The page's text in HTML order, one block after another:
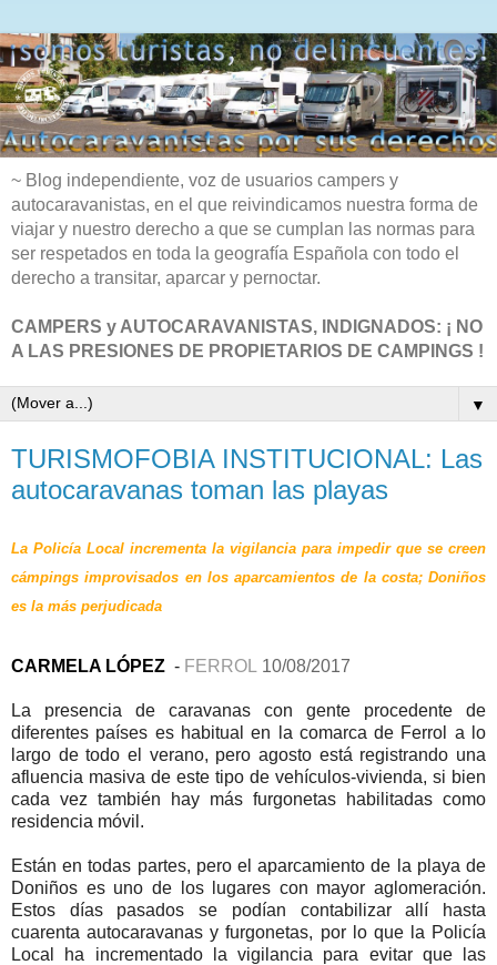
~ Blog independiente, voz de usuarios campers y
autocaravanistas, en el que reivindicamos nuestra forma de
viajar y nuestro derecho a que se cumplan las normas para
ser respetados en toda la geografía Española con todo el
derecho a transitar, aparcar y pernoctar.
CAMPERS y AUTOCARAVANISTAS, INDIGNADOS: ¡ NO
A LAS PRESIONES DE PROPIETARIOS DE CAMPINGS !
▼
TURISMOFOBIA INSTITUCIONAL: Las
autocaravanas toman las playas
La Policía Local incrementa la vigilancia para impedir que se creen
cámpings improvisados en los aparcamientos de la costa; Doniños
es la más perjudicada
CARMELA LÓPEZ - FERROL 10/08/2017
La presencia de caravanas con gente procedente de
diferentes países es habitual en la comarca de Ferrol a lo
largo de todo el verano, pero agosto está registrando una
afluencia masiva de este tipo de vehículos-vivienda, si bien
cada vez también hay más furgonetas habilitadas como
residencia móvil.
Están en todas partes, pero el aparcamiento de la playa de
Doniños es uno de los lugares con mayor aglomeración.
Estos días pasados se podían contabilizar allí hasta
cuarenta autocaravanas y furgonetas, por lo que la Policía
Local ha incrementado la vigilancia para evitar que las